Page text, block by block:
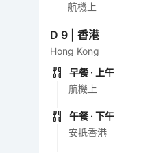
航機上
D 9 |香港
Hong Kong
早餐 · 上午
航機上
午餐 · 下午
安抵香港